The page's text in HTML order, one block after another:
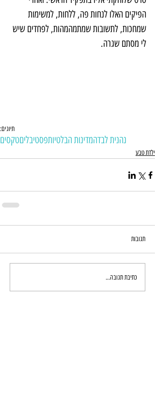
הפיקים האלו לנחות פה, ללחות, למשימות
שמחכות, לתשובות שמתמהמהות, לפחדים שיש
לי מסתם שגרה.
תיוגים:
נהנית לבדהמדינות הבלטיותפסטיבליםטקסים
ילדת טבע
תגובות
כתיבת תגובה...